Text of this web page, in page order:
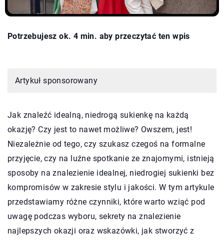
Potrzebujesz ok. 4 min. aby przeczytać ten wpis
Artykuł sponsorowany
Jak znaleźć idealną, niedrogą sukienkę na każdą
okazję? Czy jest to nawet możliwe? Owszem, jest!
Niezależnie od tego, czy szukasz czegoś na formalne
przyjęcie, czy na luźne spotkanie ze znajomymi, istnieją
sposoby na znalezienie idealnej, niedrogiej sukienki bez
kompromisów w zakresie stylu i jakości. W tym artykule
przedstawiamy różne czynniki, które warto wziąć pod
uwagę podczas wyboru, sekrety na znalezienie
najlepszych okazji oraz wskazówki, jak stworzyć z